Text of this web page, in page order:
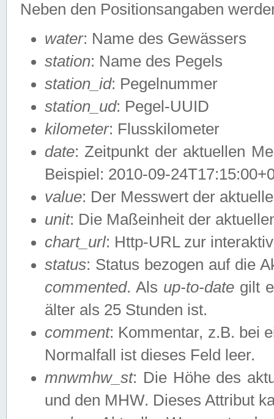
Neben den Positionsangaben
water: Name des Gewässers
station: Name des Pegels
station_id: Pegelnummer
station_ud: Pegel-UUID
kilometer: Flusskilometer
date: Zeitpunkt der aktuellen
Beispiel: 2010-09-
value: Der Messwert der
unit: Die Maßeinheit der
chart_url: Http-URL zur
status: Status bezogen auf die
commented. Als up-to-date gilt
älter als 25 Stunden ist.
comment: Kommentar, z.B. bei
Normalfall ist dieses Feld leer.
mnwmhw_st: Die Höhe des
und den MHW. Dieses Attribut